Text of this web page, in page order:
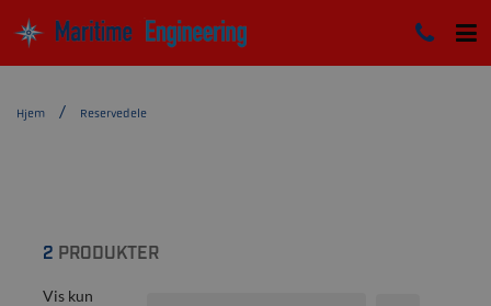
Hjem Reservedele
2 PRODUKTER
Vis kun